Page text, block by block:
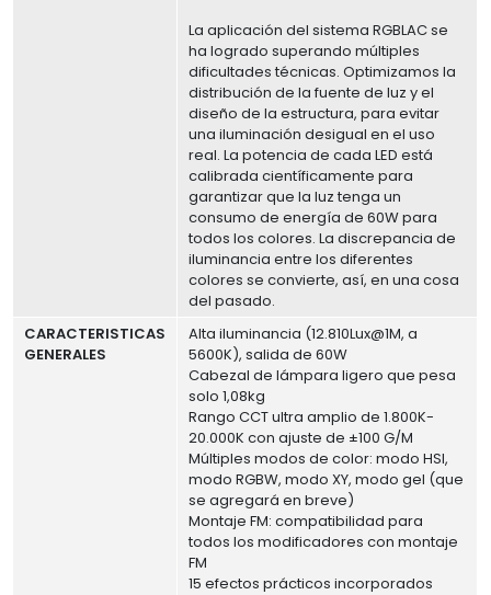
La aplicación del sistema RGBLAC se
ha logrado superando múltiples
dificultades técnicas. Optimizamos la
distribución de la fuente de luz y el
diseño de la estructura, para evitar
una iluminación desigual en el uso
real. La potencia de cada LED está
calibrada científicamente para
garantizar que la luz tenga un
consumo de energía de 60W para
todos los colores. La discrepancia de
iluminancia entre los diferentes
colores se convierte, así, en una cosa
del pasado.
CARACTERISTICAS
GENERALES
Alta iluminancia (12.810Lux@1M, a
5600K), salida de 60W
Cabezal de lámpara ligero que pesa
solo 1,08kg
Rango CCT ultra amplio de 1.800K-
20.000K con ajuste de ±100 G/M
Múltiples modos de color: modo HSI,
modo RGBW, modo XY, modo gel (que
se agregará en breve)
Montaje FM: compatibilidad para
todos los modificadores con montaje
FM
15 efectos prácticos incorporados